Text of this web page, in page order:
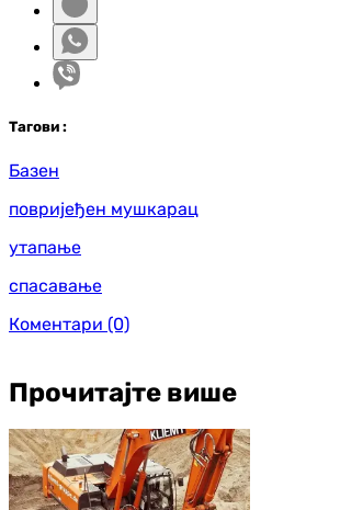
Тагови :
Базен
повријеђен мушкарац
утапање
спасавање
Коментари (0)
Прочитајте више